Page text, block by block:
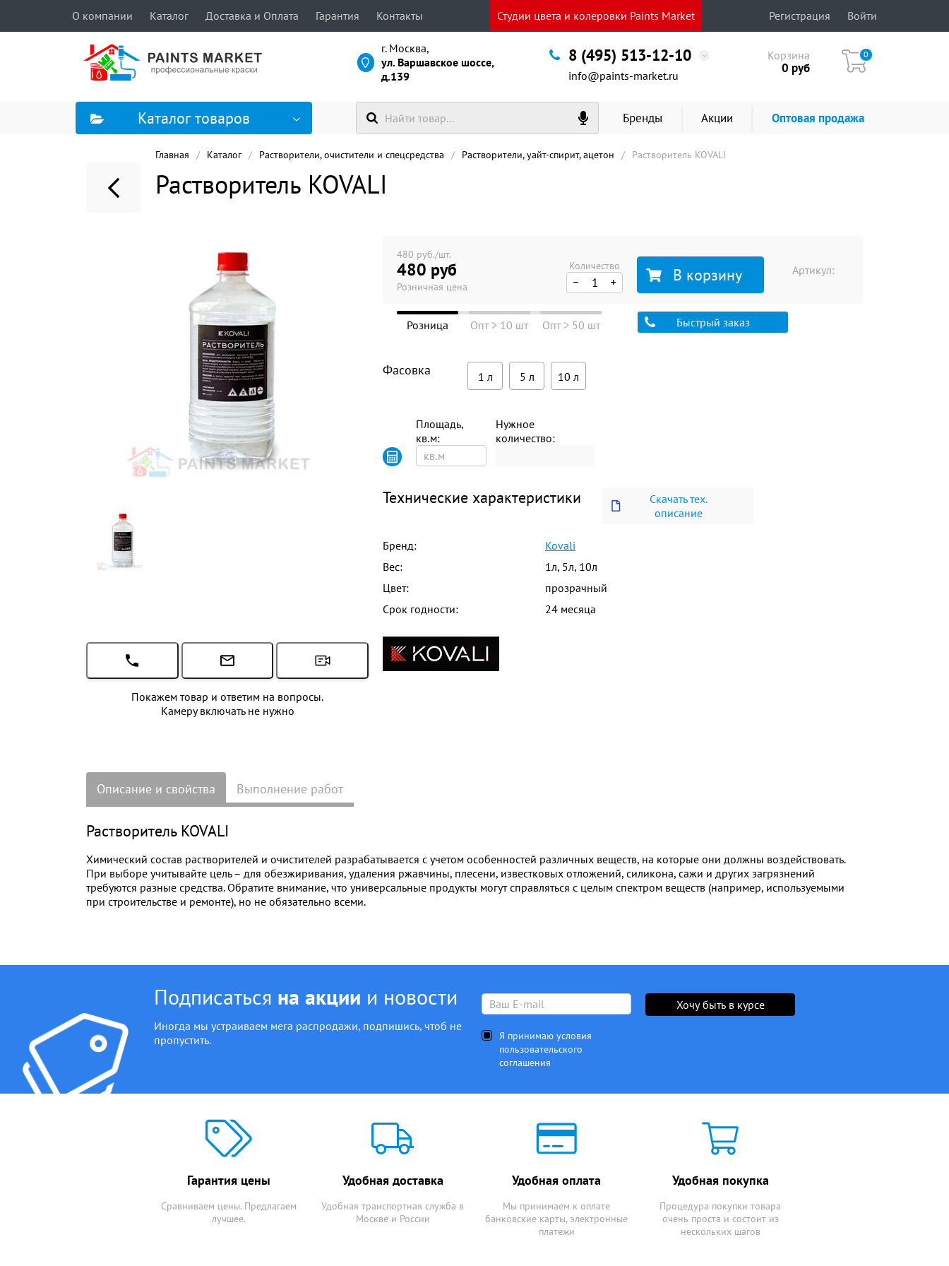
О компании Каталог Доставка и Оплата Гарантия Контакты Студии цвета и колеровки Paints Market Регистрация Войти
г. Москва,
ул. Варшавское шоссе,
д.139
8 (495) 513-12-10
info@paints-market.ru
Корзина
0 руб
0
Каталог товаров Бренды Акции Оптовая продажа
Главная Каталог Растворители, очистители и спецсредства Растворители, уайт-спирит, ацетон Растворитель KOVALI
Растворитель KOVALI
Покажем товар и ответим на вопросы.
Камеру включать не нужно
480 руб./шт.
480 руб
Розничная цена
Количество В корзину Артикул:
Быстрый заказ
Розница Опт > 10 шт Опт > 50 шт
Фасовка 1 л 5 л 10 л
Площадь,
кв.м:
Нужное
количество:
Технические характеристики
Скачать тех.
описание
Бренд:
Kovali
Вес:
1л, 5л, 10л
Цвет:
прозрачный
Срок годности:
24 месяца
Описание и свойства Выполнение работ
Растворитель KOVALI
Химический состав растворителей и очистителей разрабатывается с учетом особенностей различных веществ, на которые они должны воздействовать.
При выборе учитывайте цель – для обезжиривания, удаления ржавчины, плесени, известковых отложений, силикона, сажи и других загрязнений
требуются разные средства. Обратите внимание, что универсальные продукты могут справляться с целым спектром веществ (например, используемыми
при строительстве и ремонте), но не обязательно всеми.
Подписаться на акции и новости
Иногда мы устраиваем мега распродажи, подпишись, чтоб не
пропустить.
Я принимаю условия
пользовательского
соглашения
Хочу быть в курсе
Гарантия цены
Сравниваем цены. Предлагаем
лучшее.
Удобная доставка
Удобная транспортная служба в
Москве и России
Удобная оплата
Мы принимаем к оплате
банковские карты, электронные
платежи
Удобная покупка
Процедура покупки товара
очень проста и состоит из
нескольких шагов